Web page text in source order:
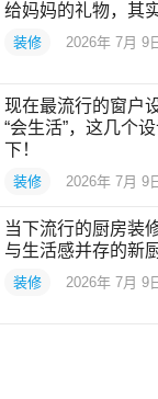
给妈妈的礼物，其
装修 2026年 7月 9
现在最流行的窗户
“会生活”，这几个
下！
装修 2026年 7月 9
当下流行的厨房装
与生活感并存的新
装修 2026年 7月 9